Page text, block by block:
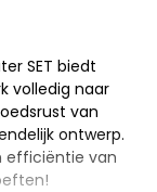
SET biedt
volledig naar
van
ontwerp.
efficiëntie van